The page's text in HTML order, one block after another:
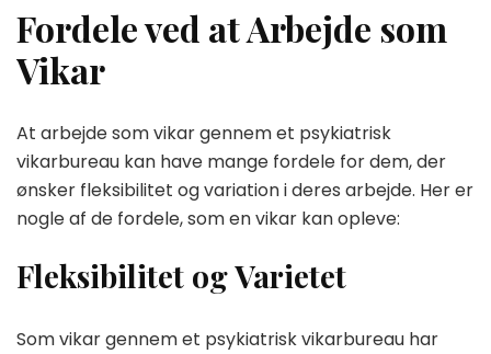
Fordele ved at Arbejde som
Vikar
At arbejde som vikar gennem et psykiatrisk
vikarbureau kan have mange fordele for dem, der
ønsker fleksibilitet og variation i deres arbejde. Her er
nogle af de fordele, som en vikar kan opleve:
Fleksibilitet og Varietet
Som vikar gennem et psykiatrisk vikarbureau har